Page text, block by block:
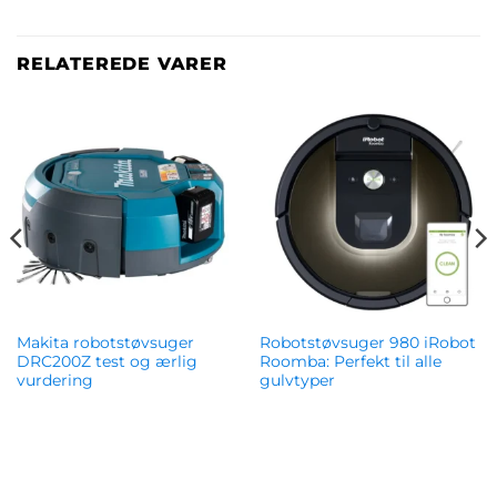
RELATEREDE VARER
Makita robotstøvsuger
DRC200Z test og ærlig
vurdering
Robotstøvsuger 980 iRobot
Roomba: Perfekt til alle
gulvtyper